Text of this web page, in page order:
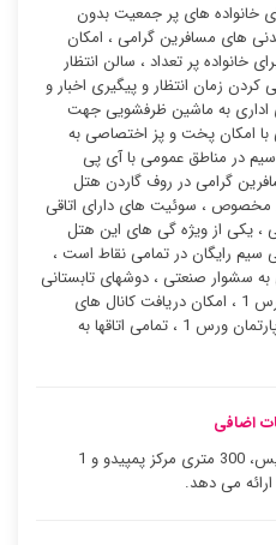
خانواده های پر جمعیت بدون
های مسافرین گرامی ، امکان
خانواده پر تعداد ، سالن انتظار
زمان انتظار و پیگیری اخبار و
اداری به ماشین ظرفشویی جهت
امکان پخت و پز اختصاصی به
در مناطق عمومی با آی پی
گرامی در روف گاردن هتل
گرمایشی مخصوص ، سوئیت ‌های دارای اتاقی
، یکی از ویژه گی های این هتل
بی سیم رایگان در تمامی نقاط است ،
سشوار صنعتی ، دوشهای تابستانی
در ساحل اختصاصی هتل آپارتمان ورس 1 ، امکان دریافت کانال های
ماهواره در تمامی اتاقهای این هتل آپارتمان ورس 1 ، تمامی اتاقها به
اضافی
آپارتمان Ours 1 محل اقامتی در پاریس، 300 متری مرکز پمپیدو و 1